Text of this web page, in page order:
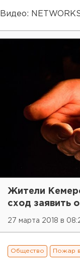
Видео:
Жители
сход заявить
27 марта 2018 в
Общество Пожар